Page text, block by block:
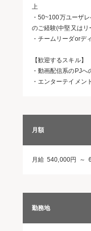
上
・50~100万ユーザ
のご経験(中堅又は
・チームリーダorデ
【歓迎するスキル】
・動画配信系のPJへ
・エンターテイメン
月額
月給 540,000円 ～
勤務地